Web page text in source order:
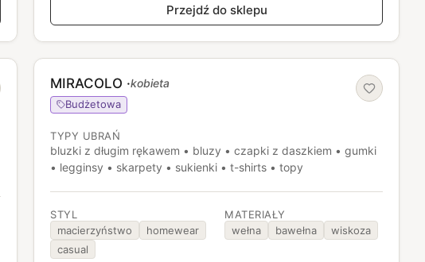
Przejdź do sklepu
MIRACOLO ·kobieta
Budżetowa
TYPY UBRAŃ
bluzki z długim rękawem • bluzy • czapki z daszkiem • gumki
• legginsy • skarpety • sukienki • t-shirts • topy
STYL
macierzyństwo
homewear
casual
MATERIAŁY
wełna
bawełna wiskoza